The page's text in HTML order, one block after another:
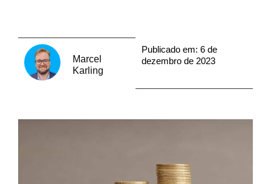
Marcel
Karling
Publicado em: 6 de
dezembro de 2023